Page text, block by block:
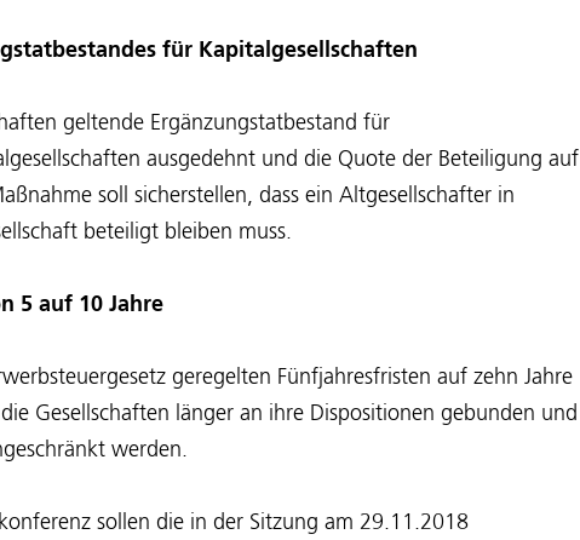
für Kapitalgesellschaften
geltende Ergänzungstatbestand für
ausgedehnt und die Quote der Beteiligung auf
soll sicherstellen, dass ein Altgesellschafter in
beteiligt bleiben muss.
5 auf 10 Jahre
geregelten Fünfjahresfristen auf zehn Jahre
Gesellschaften länger an ihre Dispositionen gebunden und
werden.
sollen die in der Sitzung am 29.11.2018